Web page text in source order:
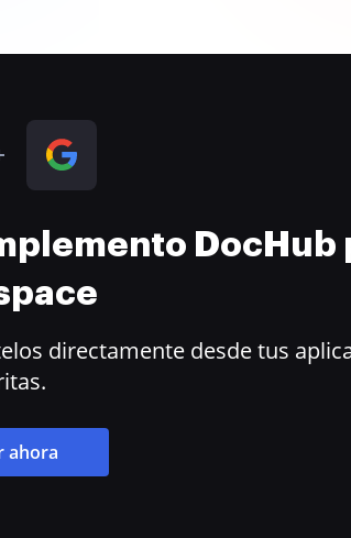
DocHub
directamente desde tus
ahora